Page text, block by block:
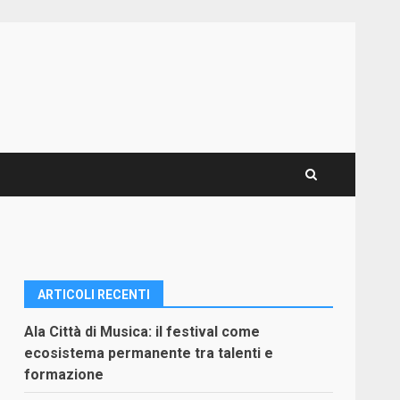
ARTICOLI RECENTI
Ala Città di Musica: il festival come
ecosistema permanente tra talenti e
formazione